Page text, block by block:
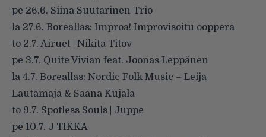
pe 26.6. Siina Suutarinen Trio
la 27.6. Boreallas: Improa! Improvisoitu ooppera
to 2.7. Airuet | Nikita Titov
pe 3.7. Quite Vivian feat. Joonas Leppänen
la 4.7. Boreallas: Nordic Folk Music – Leija
Lautamaja & Saana Kujala
to 9.7. Spotless Souls | Juppe
pe 10.7. J TIKKA